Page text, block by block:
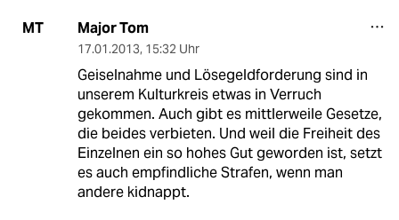
MT Major Tom
17.01.2013, 15:32 Uhr
Geiselnahme und Lösegeldforderung sind in
unserem Kulturkreis etwas in Verruch
gekommen. Auch gibt es mittlerweile Gesetze,
die beides verbieten. Und weil die Freiheit des
Einzelnen ein so hohes Gut geworden ist, setzt
es auch empfindliche Strafen, wenn man
andere kidnappt.